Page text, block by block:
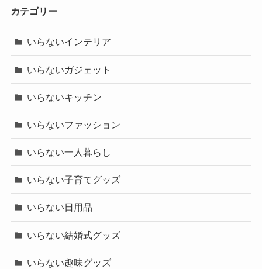
カテゴリー
いらないインテリア
いらないガジェット
いらないキッチン
いらないファッション
いらない一人暮らし
いらない子育てグッズ
いらない日用品
いらない結婚式グッズ
いらない趣味グッズ